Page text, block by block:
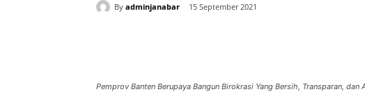
By adminjanabar 15 September 2021
Pemprov Banten Berupaya Bangun Birokrasi Yang Bersih, Transparan, dan